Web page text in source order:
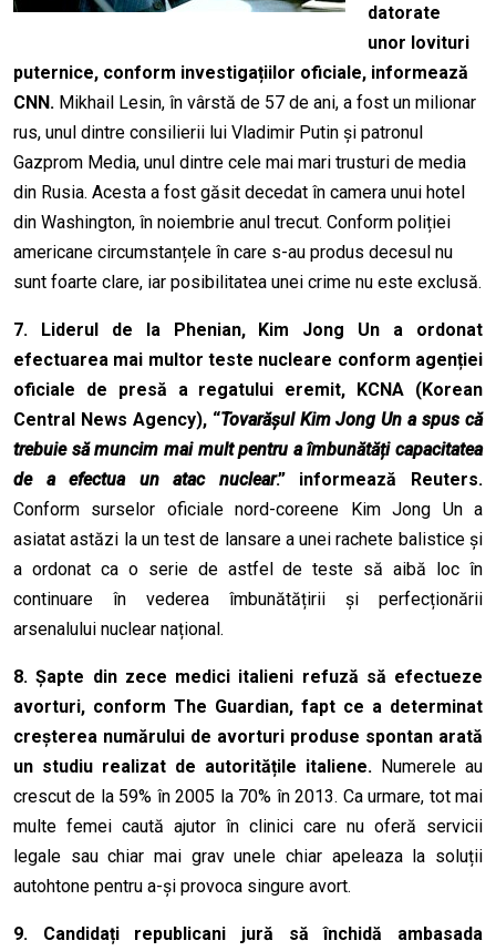
datorate
unor lovituri
puternice, conform investigațiilor oficiale, informează
CNN. Mikhail Lesin, în vârstă de 57 de ani, a fost un milionar
rus, unul dintre consilierii lui Vladimir Putin și patronul
Gazprom Media, unul dintre cele mai mari trusturi de media
din Rusia. Acesta a fost găsit decedat în camera unui hotel
din Washington, în noiembrie anul trecut. Conform poliției
americane circumstanțele în care s-au produs decesul nu
sunt foarte clare, iar posibilitatea unei crime nu este exclusă.
7. Liderul de la Phenian, Kim Jong Un a ordonat
efectuarea mai multor teste nucleare conform agenției
oficiale de presă a regatului eremit, KCNA (Korean
Central News Agency), “Tovarășul Kim Jong Un a spus că
trebuie să muncim mai mult pentru a îmbunătăți capacitatea
de a efectua un atac nuclear.” informează Reuters.
Conform surselor oficiale nord-coreene Kim Jong Un a
asiatat astăzi la un test de lansare a unei rachete balistice și
a ordonat ca o serie de astfel de teste să aibă loc în
continuare în vederea îmbunătățirii și perfecționării
arsenalului nuclear național.
8.Șapte din zece medici italieni refuză să efectueze
avorturi, conform The Guardian, fapt ce a determinat
creșterea numărului de avorturi produse spontan arată
un studiu realizat de autoritățile italiene. Numerele au
crescut de la 59% în 2005 la 70% în 2013. Ca urmare, tot mai
multe femei caută ajutor în clinici care nu oferă servicii
legale sau chiar mai grav unele chiar apeleaza la soluții
autohtone pentru a-și provoca singure avort.
9. Candidați republicani jură să închidă ambasada